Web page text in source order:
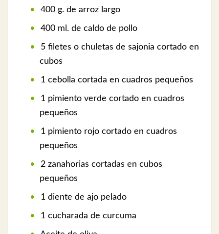
400 g. de arroz largo
400 ml. de caldo de pollo
5 filetes o chuletas de sajonia cortado en
cubos
1 cebolla cortada en cuadros pequeños
1 pimiento verde cortado en cuadros
pequeños
1 pimiento rojo cortado en cuadros
pequeños
2 zanahorias cortadas en cubos
pequeños
1 diente de ajo pelado
1 cucharada de curcuma